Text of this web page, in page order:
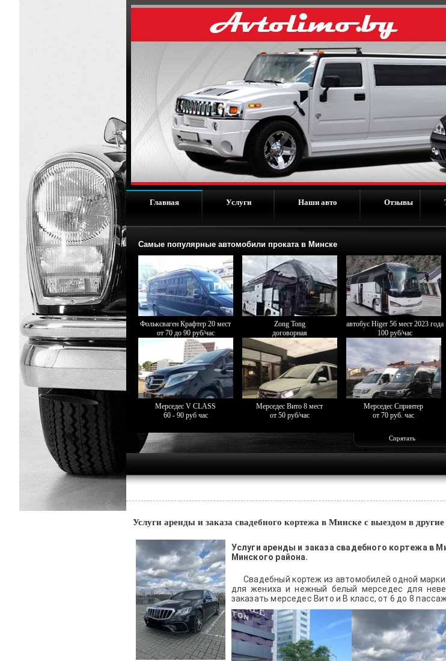
Главная Услуги Наши авто Отзывы
Самые популярные автомобили проката в Минске
Фольксваген Крафтер 20 мест
от 70 до 90 руб/час
Zong Tong
договорная
автобус Higer 56 мест 2023 года
100 руб/час
Мерседес V CLASS
60 - 90 руб час
Мерседес Вито 8 мест
от 50 руб/час
Мерседес Спринтер
от 70 руб. час
Спрятать
Услуги аренды и заказа свадебного кортежа в Минске с выездом в
Услуги аренды и заказа свадебного кортежа в
Минского района.
Свадебный кортеж из автомобилей одной
для жениха и нежный белый мерседес для
заказать мерседес Вито и В класс, от 6 до 8